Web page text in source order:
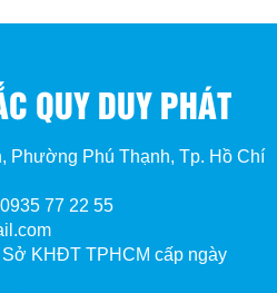
QUY DUY PHÁT
Phường Phú Thạnh, Tp. Hồ Chí
77 22 55
KHĐT TPHCM cấp ngày